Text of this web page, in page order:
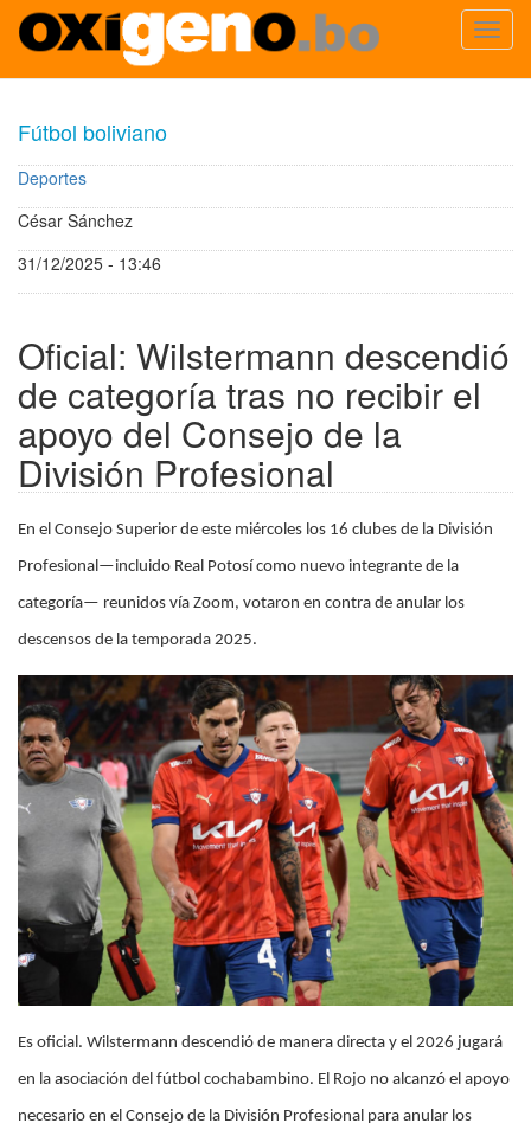
contenido
principal
Fútbol boliviano
Deportes
César Sánchez
31/12/2025 - 13:46
Oficial: Wilstermann descendió
de categoría tras no recibir el
apoyo del Consejo de la
División Profesional
En el Consejo Superior de este miércoles los 16 clubes de la División
Profesional—incluido Real Potosí como nuevo integrante de la
categoría— reunidos vía Zoom, votaron en contra de anular los
descensos de la temporada 2025.
Es oficial. Wilstermann descendió de manera directa y el 2026 jugará
en la asociación del fútbol cochabambino. El Rojo no alcanzó el apoyo
necesario en el Consejo de la División Profesional para anular los